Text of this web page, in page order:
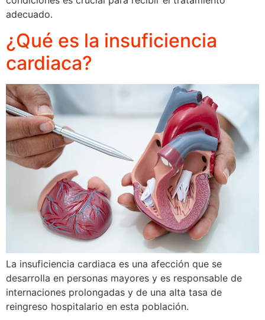
adecuado.
¿Qué es la insuficiencia
cardiaca?
La insuficiencia cardiaca es una afección que se
desarrolla en personas mayores y es responsable de
internaciones prolongadas y de una alta tasa de
reingreso hospitalario en esta población.